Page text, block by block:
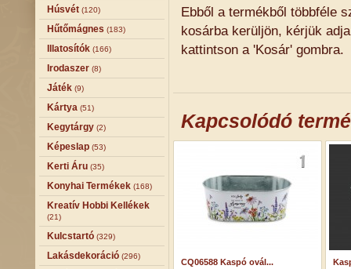
Húsvét (120)
Hűtőmágnes (183)
Illatosítók (166)
Irodaszer (8)
Játék (9)
Kártya (51)
Kegytárgy (2)
Képeslap (53)
Kerti Áru (35)
Konyhai Termékek (168)
Kreatív Hobbi Kellékek
(21)
Kulcstartó (329)
Lakásdekoráció (296)
Ebből a termékből többféle
kosárba kerüljön, kérjük
kattintson a 'Kosár' gombra.
Kapcsolódó
CQ06588 Kaspó ovál...